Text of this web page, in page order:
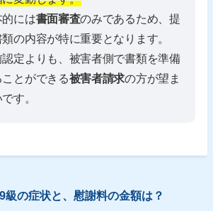
的には書面審査のみであるため、提
類の内容が特に重要となります。
認定よりも、被害者側で書類を準備
とができる被害者請求の方が望ま
す。
級の症状と、慰謝料の金額は？